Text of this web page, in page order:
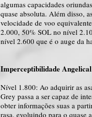
algumas capacidades
quase absoluta. Além disso,
velocidade de voo
2.000, 50% SOL no nível
nível 2.600 que é o auge da
Imperceptibilidade Angelical
Nível 1.800: Ao adquirir as
Grey passa a ser capaz de
obter informações suas a
rasa, evoluindo para o quase